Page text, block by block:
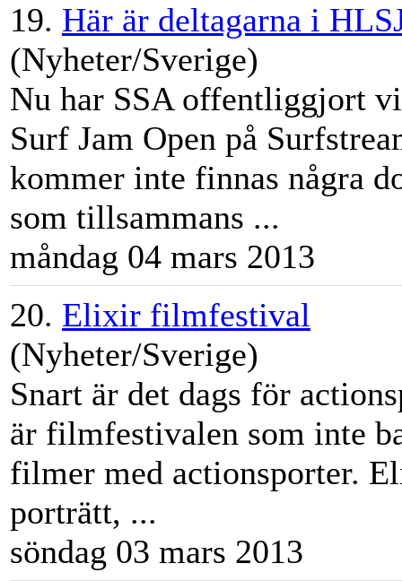
19. Här är deltagarna i
(Nyheter/Sverige)
Nu har SSA offentliggjort
Surf Jam Open på
kommer inte finnas några
som tillsammans ...
måndag 04 mars 2013
20. Elixir filmfestival
(Nyheter/Sverige)
Snart är det dags för
är filmfestivalen som inte
filmer med actionsporter.
porträtt, ...
söndag 03 mars 2013